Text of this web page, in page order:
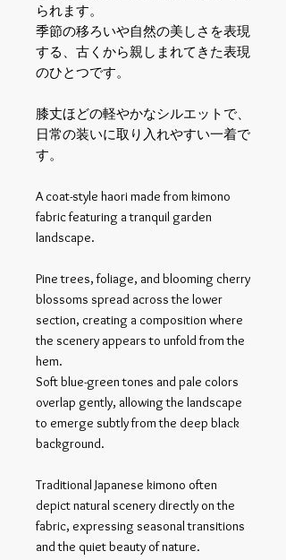
られます。
季節の移ろいや自然の美しさを表現
する、古くから親しまれてきた表現
のひとつです。
膝丈ほどの軽やかなシルエットで、
日常の装いに取り入れやすい一着で
す。
A coat-style haori made from kimono
fabric featuring a tranquil garden
landscape.
Pine trees, foliage, and blooming cherry
blossoms spread across the lower
section, creating a composition where
the scenery appears to unfold from the
hem.
Soft blue-green tones and pale colors
overlap gently, allowing the landscape
to emerge subtly from the deep black
background.
Traditional Japanese kimono often
depict natural scenery directly on the
fabric, expressing seasonal transitions
and the quiet beauty of nature.